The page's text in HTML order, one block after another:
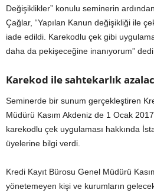
Değişiklikler” konulu seminerin
Çağlar, “Yapılan Kanun değişikliği ile
iade edildi. Karekodlu çek gibi
daha da pekişeceğine inanıyorum”
Karekod ile sahtekarlık
Seminerde bir sunum gerçekleştiren
Müdürü Kasım Akdeniz de 1 Ocak
karekodlu çek uygulaması hakkında
üyelerine bilgi verdi.
Kredi Kayıt Bürosu Genel Müdürü
yönetemeyen kişi ve kurumların